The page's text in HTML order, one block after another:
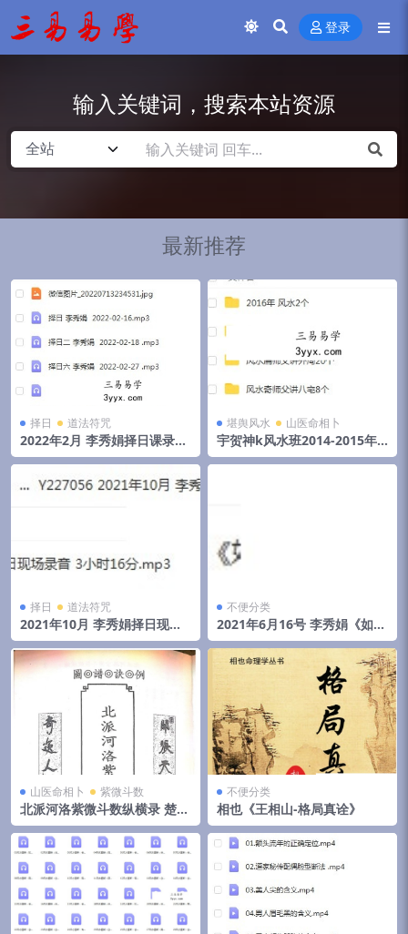
登录
输入关键词，搜索本站资源
最新推荐
择日 道法符咒
2022年2月 李秀娟择日课录音
和物品丢失怎么找
堪舆风水 山医命相卜
宇贺神k风水班2014-2015年
初文字记录.pdf 夸克网盘下载
择日 道法符咒
2021年10月 李秀娟择日现场
录音 3小时16分
不便分类
2021年6月16号 李秀娟《如何
斗太岁》弟子班面授课
山医命相卜 紫微斗数
北派河洛紫微斗数纵横录 楚天
云阔
不便分类
相也《王相山-格局真诠》